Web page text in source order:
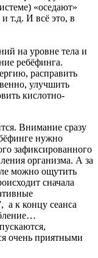
«оседают»
т.д. И всё это, в
на уровне тела и
ребёфинга.
расправить
улучшить
кислотно-
Внимание сразу
нужно
зафиксированного
организма. А за
можно ощутить
сначала
а к концу сеанса
очень приятными